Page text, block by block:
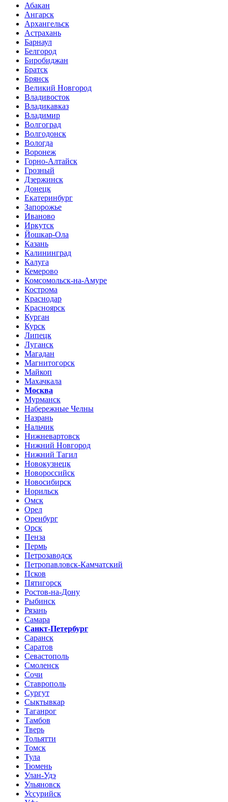
Абакан
Ангарск
Архангельск
Астрахань
Барнаул
Белгород
Биробиджан
Братск
Брянск
Великий Новгород
Владивосток
Владикавказ
Владимир
Волгоград
Волгодонск
Вологда
Воронеж
Горно-Алтайск
Грозный
Дзержинск
Донецк
Екатеринбург
Запорожье
Иваново
Иркутск
Йошкар-Ола
Казань
Калининград
Калуга
Кемерово
Комсомольск-на-Амуре
Кострома
Краснодар
Красноярск
Курган
Курск
Липецк
Луганск
Магадан
Магнитогорск
Майкоп
Махачкала
Москва
Мурманск
Набережные Челны
Назрань
Нальчик
Нижневартовск
Нижний Новгород
Нижний Тагил
Новокузнецк
Новороссийск
Новосибирск
Норильск
Омск
Орел
Оренбург
Орск
Пенза
Пермь
Петрозаводск
Петропавловск-Камчатский
Псков
Пятигорск
Ростов-на-Дону
Рыбинск
Рязань
Самара
Санкт-Петербург
Саранск
Саратов
Севастополь
Смоленск
Сочи
Ставрополь
Сургут
Сыктывкар
Таганрог
Тамбов
Тверь
Тольятти
Томск
Тула
Тюмень
Улан-Удэ
Ульяновск
Уссурийск